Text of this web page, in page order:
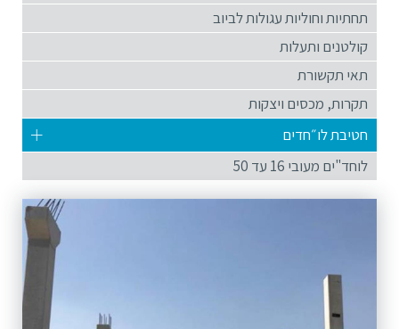
תחתיות וחוליות עגולות לביוב
קולטנים ותעלות
תאי תקשורת
תקרות, מכסים ויצקות
חטיבת לו״חדים
לוחד"ים מעובי 16 עד 50